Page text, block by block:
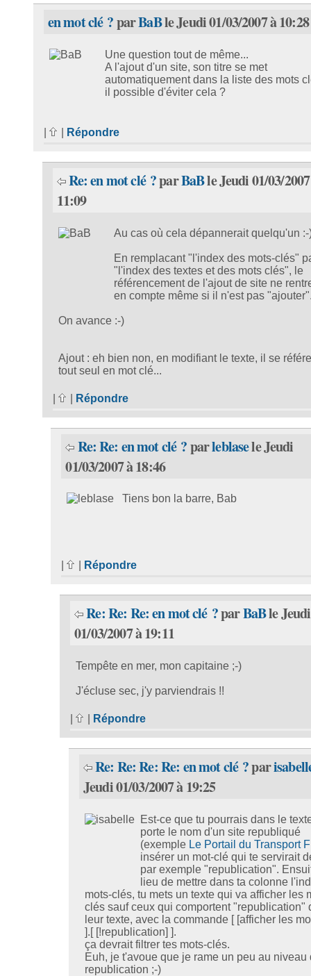
en mot clé ?parBaBle Jeudi 01/03/2007 à 10:28
Une question tout de même...
A l'ajout d'un site, son titre se met
automatiquement dans la liste des mots
il possible d'éviter cela ?
Répondre
Re: en mot clé ?parBaBle Jeudi 01/03/
11:09
Au cas où cela dépannerait quelqu'un :-
En remplacant "l'index des mots-clés"
"l'index des textes et des mots clés", le
référencement de l'ajout de site ne
en compte même si il n'est pas
On avance :-)
Ajout : eh bien non, en modifiant le texte, il se
tout seul en mot clé...
Répondre
Re: Re: en mot clé ?parleblasele Jeudi
01/03/2007 à 18:46
Tiens bon la barre, Bab
| Répondre
Re: Re: Re: en mot clé ?parBaBle Jeudi
01/03/2007 à 19:11
Tempête en mer, mon capitaine ;-)
J'écluse sec, j'y parviendrais !!
| Répondre
Re: Re: Re: Re: en mot clé ?par
Jeudi 01/03/2007 à 19:25
Est-ce que tu pourrais dans le
porte le nom d'un site republiqué
(exemple Le Portail du Transport
insérer un mot-clé qui te servirait
par exemple "republication".
lieu de mettre dans ta colonne
mots-clés, tu mets un texte qui va afficher les
clés sauf ceux qui comportent "republication"
leur texte, avec la commande [ [afficher les
].[ [!republication] ].
ça devrait filtrer tes mots-clés.
Euh, je t'avoue que je rame un peu au niveau
republication ;-)